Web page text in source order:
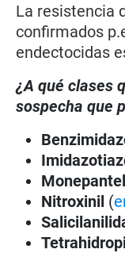
La resistencia
confirmados
endectocidas
¿A qué clases
sospecha que
Monepantel
Nitroxinil (